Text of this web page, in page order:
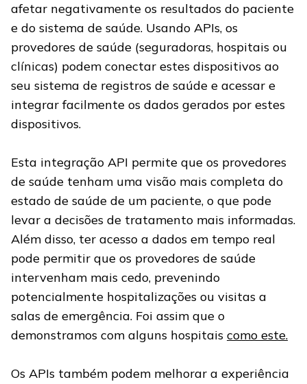
afetar negativamente os resultados do paciente
e do sistema de saúde. Usando APIs, os
provedores de saúde (seguradoras, hospitais ou
clínicas) podem conectar estes dispositivos ao
seu sistema de registros de saúde e acessar e
integrar facilmente os dados gerados por estes
dispositivos.
Esta integração API permite que os provedores
de saúde tenham uma visão mais completa do
estado de saúde de um paciente, o que pode
levar a decisões de tratamento mais informadas.
Além disso, ter acesso a dados em tempo real
pode permitir que os provedores de saúde
intervenham mais cedo, prevenindo
potencialmente hospitalizações ou visitas a
salas de emergência. Foi assim que o
demonstramos com alguns hospitais como este.
Os APIs também podem melhorar a experiência